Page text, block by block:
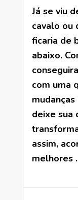
Já se viu
cavalo ou
ficaria de
abaixo.
com uma
deixe sua
assim,
melhores